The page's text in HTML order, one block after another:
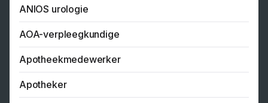
ANIOS urologie
AOA-verpleegkundige
Apotheekmedewerker
Apotheker